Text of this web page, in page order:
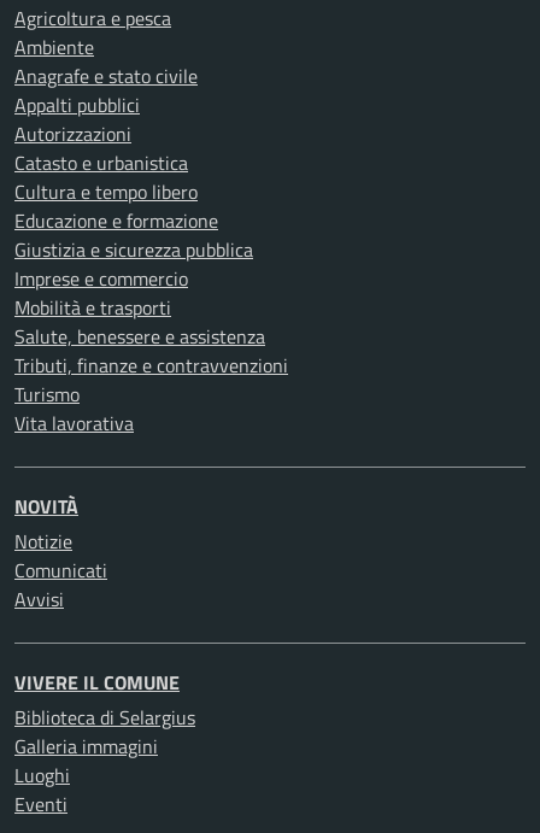
Agricoltura e pesca
Ambiente
Anagrafe e stato civile
Appalti pubblici
Autorizzazioni
Catasto e urbanistica
Cultura e tempo libero
Educazione e formazione
Giustizia e sicurezza pubblica
Imprese e commercio
Mobilità e trasporti
Salute, benessere e assistenza
Tributi, finanze e contravvenzioni
Turismo
Vita lavorativa
NOVITÀ
Notizie
Comunicati
Avvisi
VIVERE IL COMUNE
Biblioteca di Selargius
Galleria immagini
Luoghi
Eventi